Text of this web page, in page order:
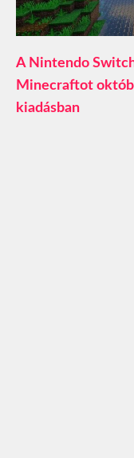
A Nintendo
Minecraftot
kiadásban